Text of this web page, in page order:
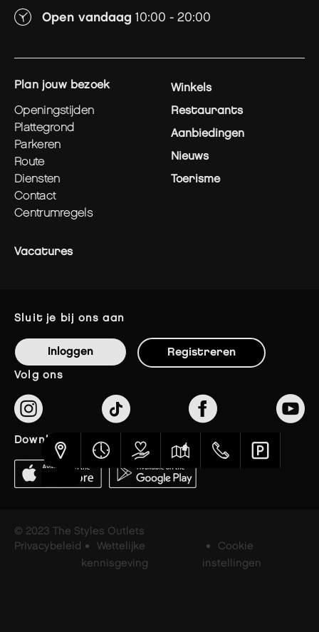
Open vandaag 10:00 - 20:00
plan jouw bezoek
openingstijden
plattegrond
parkeren
route
diensten
contact
centrumregels
Winkels
Restaurants
Aanbiedingen
Nieuws
Toerisme
Vacatures
sluit je bij ons aan
Inloggen Registreren
volg ons
download de app
© 2023 The Styles Outlets
Privacybeleid
Wettelijke
kennisgeving
Cookie
instellingen